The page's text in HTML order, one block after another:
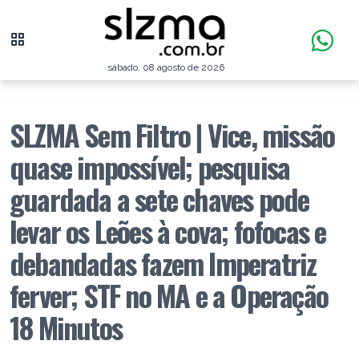
sábado, 08 agosto de 2026
SLZMA Sem Filtro | Vice, missão
quase impossível; pesquisa
guardada a sete chaves pode
levar os Leões à cova; fofocas e
debandadas fazem Imperatriz
ferver; STF no MA e a Operação
18 Minutos